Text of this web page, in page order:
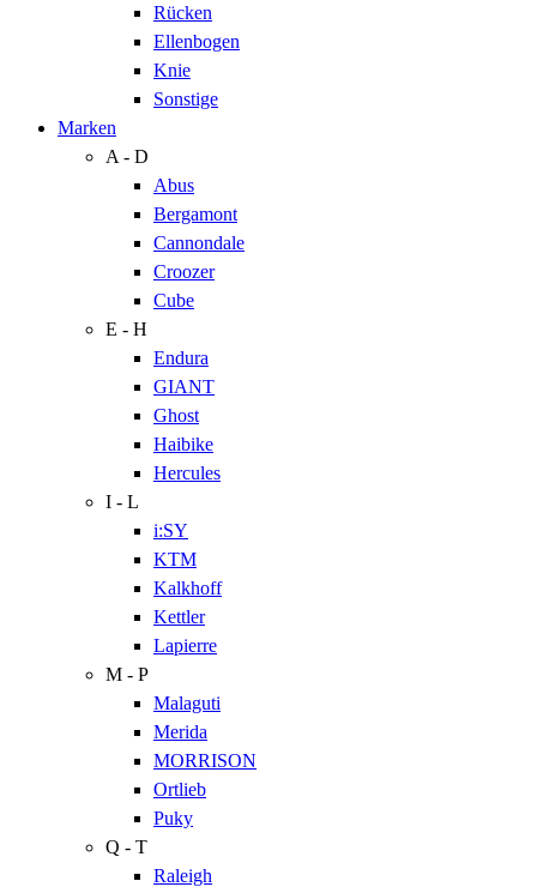
Rücken
Ellenbogen
Knie
Sonstige
Marken
A - D
Abus
Bergamont
Cannondale
Croozer
Cube
E - H
Endura
GIANT
Ghost
Haibike
Hercules
I - L
i:SY
KTM
Kalkhoff
Kettler
Lapierre
M - P
Malaguti
Merida
MORRISON
Ortlieb
Puky
Q - T
Raleigh